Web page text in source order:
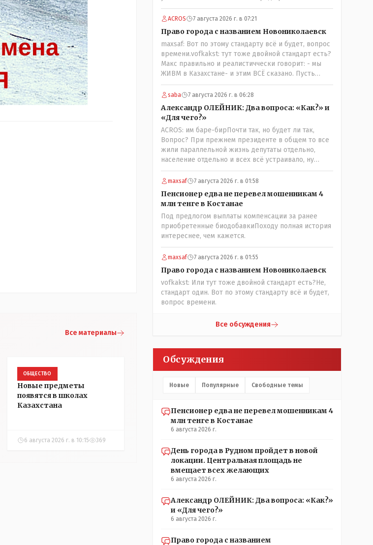
Все материалы
ОБЩЕСТВО
Новые предметы
появятся в школах
Казахстана
6 августа 2026 г. в 10:15 369
лет 14! Всё остальное время был в русской версии
Кустанаем, теперь в казахской версии Костанай.
например Константинополь в римской версии, стал
Стамбул в турецкой, какое название здесь
историческое?
ACROS 7 августа 2026 г. в 07:21
Право города с названием Новониколаевск
maxsaf: Вот по этому стандарту всё и будет, вопрос
времени.vofkakst: тут тоже двойной стандарт есть?
Макс правильно и реалистиччески говорит: - мы
ЖИВМ в Казахстане- и этим ВСЁ сказано. Пусть
люди попробуют- вдруг получиться, хотя навряд ли,
вы же сами сказали: "....чтобы вернуть
исторические названия городам и весям...."
историческое название согласно этой же статьи :-
Цитата:..."...Комиссия утвердила новое место для
поселения ниже по Тоболу около брода,
находившегося около урочища Кустанай,
предложив назвать его Ново-Николаевским...." Так
что всё в цвет: - Кустанай - историческое название,
а Ново -Николаевск - его назвали пришлые люди.
saba 7 августа 2026 г. в 06:28
Александр ОЛЕЙНИК: Два вопроса: «Как?» и
«Для чего?»
ACROS: им баре-бирПочти так, но будет ли так,
Вопрос? При прежнем президенте в общем то все
жили параллельной жизнь депутаты отдельно,
население отдельно и всех всё устраивало, ну
кроме отдельных очень активных членов общества,
их всегда быстро выявляли и кого за границу, кого
политической жизни страны! А теперь когда власть
потихоньку забирается в карман к народу многим
уже хочется спросить у депутатов:" А народные ли
вы избранники?" Но те глухо отгородились
обезличивающей стеной партии, которую якобы мы
избрали и спросить увы не получается! Парадкс в
том что и власти это не особо нужно, когда пар
скапливается, ему требуется выход, а депутаты
были бы идеальным барашком на заклание! Но как
обычно, спешили, до конца не продумали, а тут ещё
на важных постах где думать должны были никого
не оказалось(отдыхали где то) вот так всё и
maxsaf 7 августа 2026 г. в 01:58
Пенсионер едва не перевел мошенникам 4
млн тенге в Костанае
Под предлогом выплаты компенсации за ранее
приобретенные биодобавкиПоходу полная история
интереснее, чем кажется.
maxsaf 7 августа 2026 г. в 01:55
Право города с названием Новониколаевск
vofkakst: Или тут тоже двойной стандарт есть?Не,
стандарт один. Вот по этому стандарту всё и будет,
вопрос времени.
Все обсуждения
Обсуждения
Новые Популярные Свободные темы
Пенсионер едва не перевел мошенникам 4
млн тенге в Костанае
6 августа 2026 г.
День города в Рудном пройдет в новой
локации. Центральная площадь не
вмещает всех желающих
6 августа 2026 г.
Александр ОЛЕЙНИК: Два вопроса: «Как?»
и «Для чего?»
6 августа 2026 г.
Право города с названием